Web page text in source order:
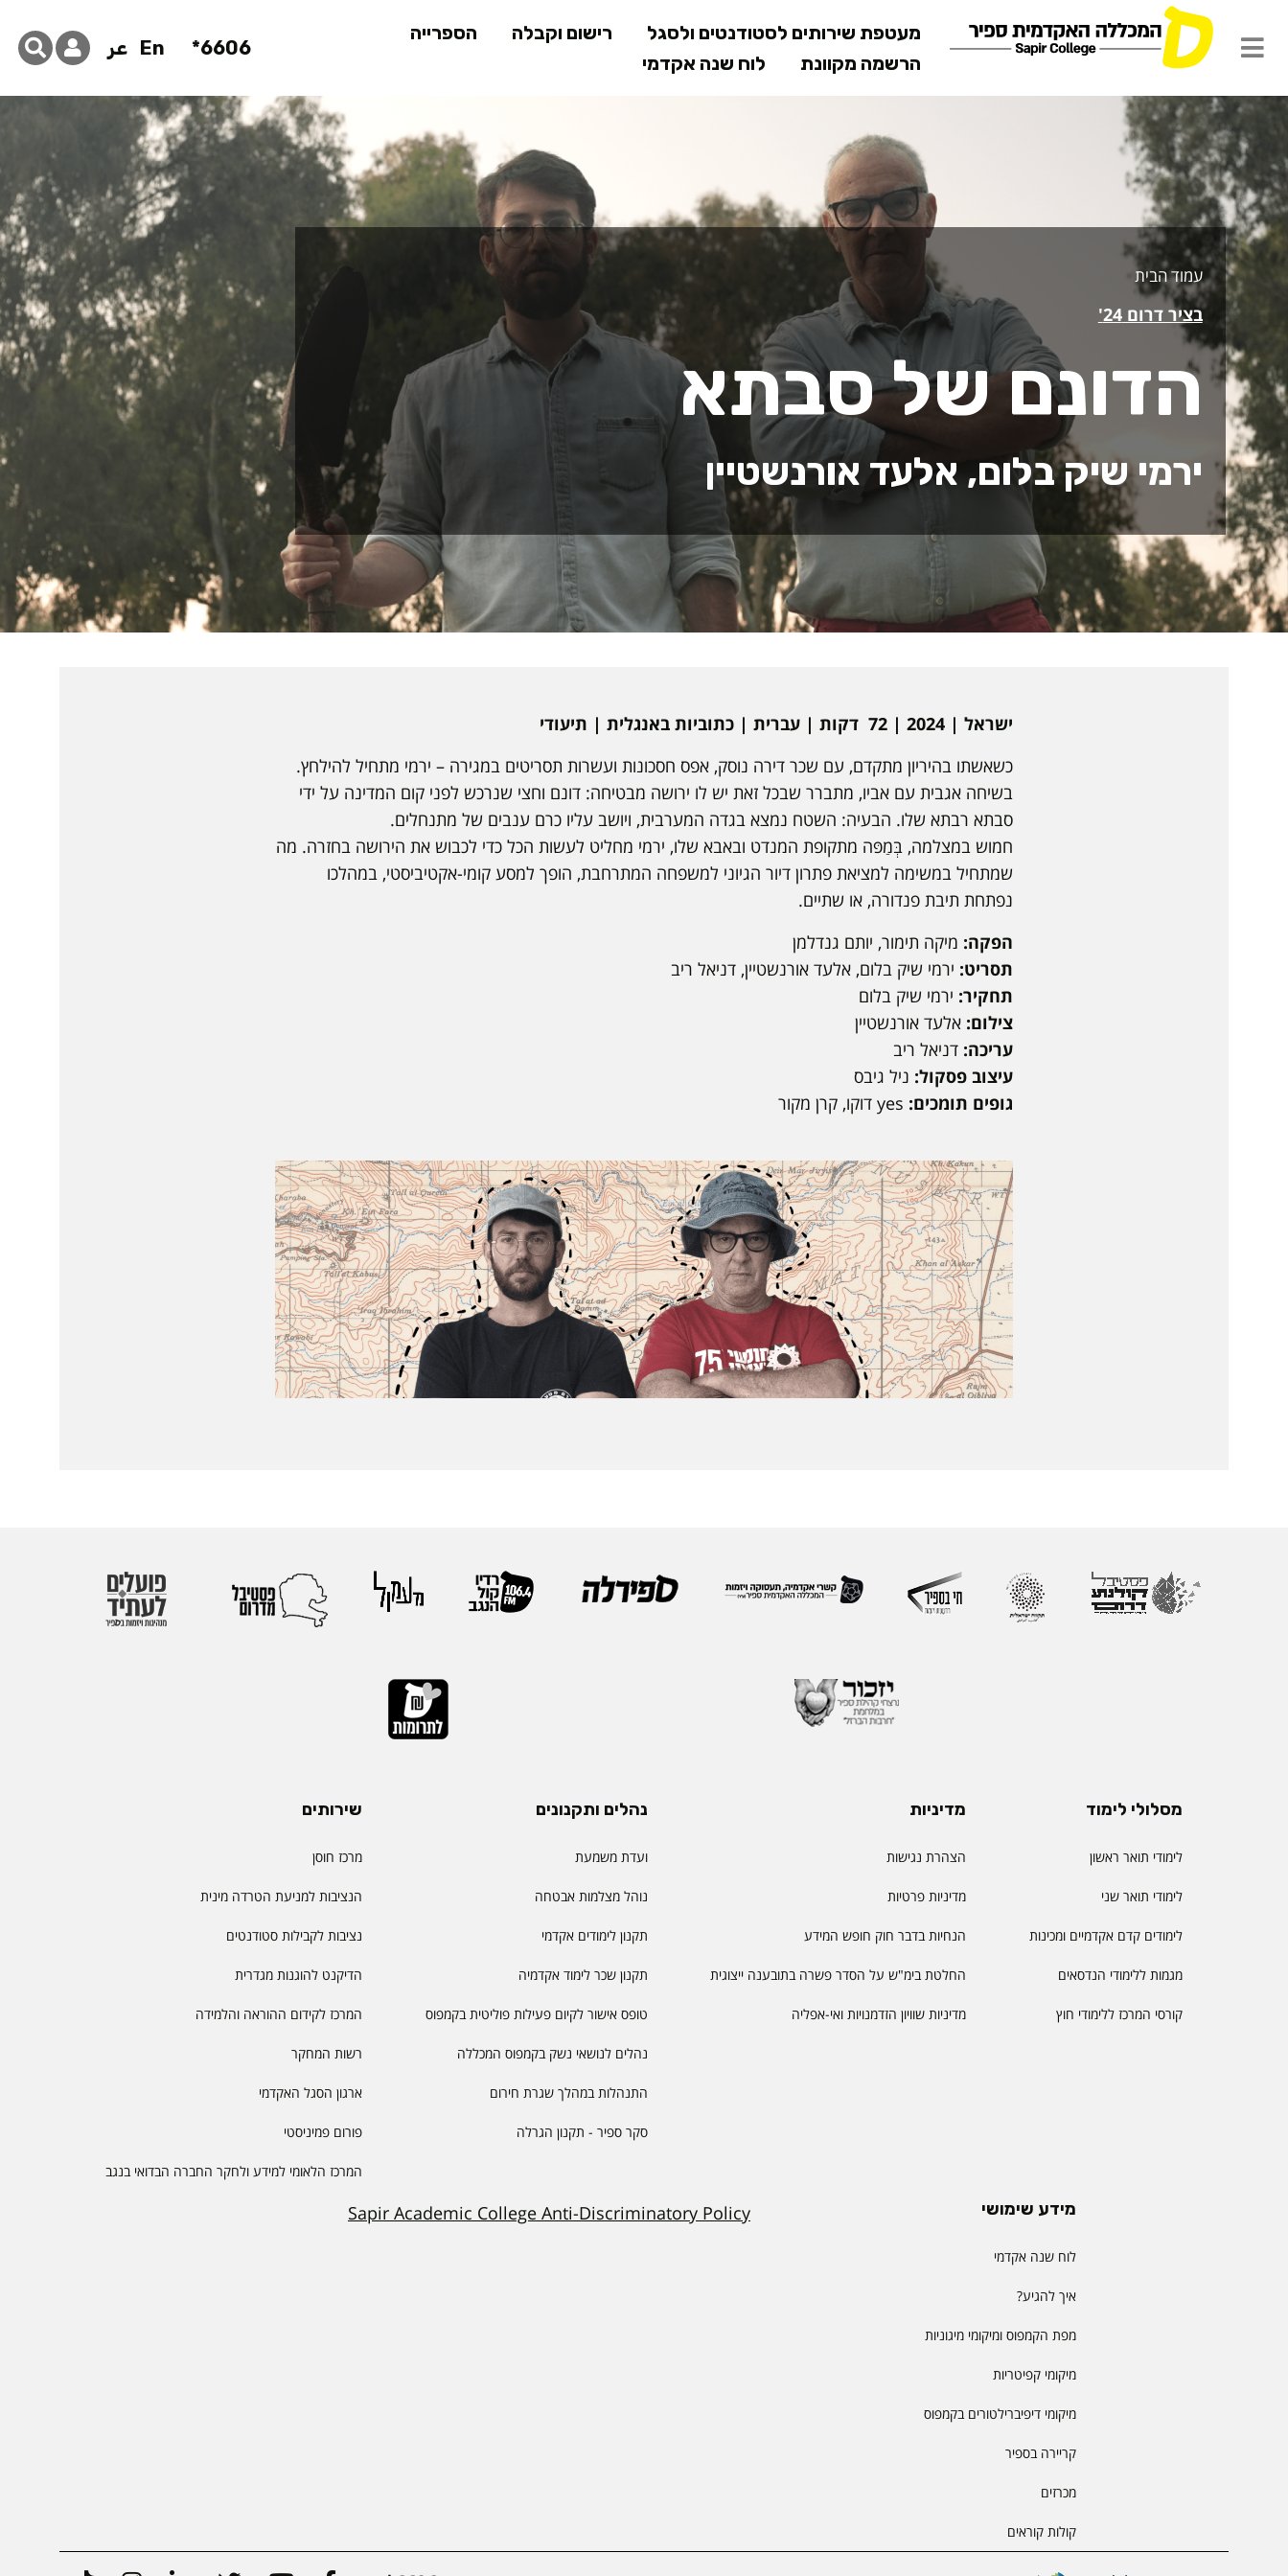
לתוכן
המרכזי
מעטפת שירותים לסטודנטים ולסגל רישום וקבלה
הספרייה
הרשמה מקוונת
לוח שנה אקדמי
6606*
En عر
הדונם של סבתא
עמוד הבית
בציר דרום 24'
הדונם של סבתא
ירמי שיק בלום, אלעד אורנשטיין
ישראל | 2024 | 72 דקות | עברית | כתוביות באנגלית | תיעודי
כשאשתו בהיריון מתקדם, עם שכר דירה נוסק, אפס חסכונות ועשרות תסריטים במגירה – ירמי מתחיל להילחץ.
בשיחה אגבית עם אביו, מתברר שבכל זאת יש לו ירושה מבטיחה: דונם וחצי שנרכש לפני קום המדינה על ידי
סבתא רבתא שלו. הבעיה: השטח נמצא בגדה המערבית, ויושב עליו כרם ענבים של מתנחלים.
חמוש במצלמה, בְּמַפּה מתקופת המנדט ובאבא שלו, ירמי מחליט לעשות הכל כדי לכבוש את הירושה בחזרה. מה
שמתחיל במשימה למציאת פתרון דיור הגיוני למשפחה המתרחבת, הופך למסע קומי-אקטיביסטי, במהלכו
נפתחת תיבת פנדורה, או שתיים.
הפקה: מיקה תימור, יותם גנדלמן
תסריט: ירמי שיק בלום, אלעד אורנשטיין, דניאל ריב
תחקיר: ירמי שיק בלום
צילום: אלעד אורנשטיין
עריכה: דניאל ריב
עיצוב פסקול: ניל גיבס
גופים תומכים:
מסלולי לימוד
לימודי תואר ראשון
לימודי תואר שני
לימודים קדם אקדמיים ומכינות
מגמות ללימודי הנדסאים
קורסי המרכז ללימודי חוץ
מדיניות
הצהרת נגישות
מדיניות פרטיות
הנחיות בדבר חוק חופש המידע
החלטת בימ"ש על הסדר פשרה בתובענה ייצוגית
מדיניות שוויון הזדמנויות ואי-אפליה
נהלים ותקנונים
ועדת משמעת
נוהל מצלמות אבטחה
תקנון לימודים אקדמי
תקנון שכר לימוד אקדמיה
טופס אישור לקיום פעילות פוליטית בקמפוס
נהלים לנושאי נשק בקמפוס המכללה
התנהלות במהלך שגרת חירום
סקר ספיר - תקנון הגרלה
שירותים
מרכז חוסן
הנציבות למניעת הטרדה מינית
נציבות לקבילות סטודנטים
הדיקנט להוגנות מגדרית
המרכז לקידום ההוראה והלמידה
רשות המחקר
ארגון הסגל האקדמי
פורום פמיניסטי
המרכז הלאומי למידע ולחקר החברה הבדואי בנגב
מידע שימושי
לוח שנה אקדמי
איך להגיע?
מפת הקמפוס ומיקומי מיגוניות
מיקומי קפיטריות
מיקומי דיפיברילטורים בקמפוס
קריירה בספיר
מכרזים
קולות קוראים
Sapir Academic College Anti-Discriminatory Policy